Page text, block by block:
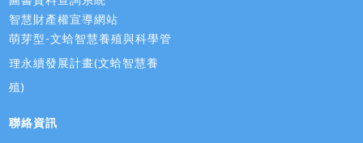
智慧財產權宣導網站
萌芽型-文蛤智慧養殖與科學管
理永續發展計畫(文蛤智慧養
殖)
聯絡資訊